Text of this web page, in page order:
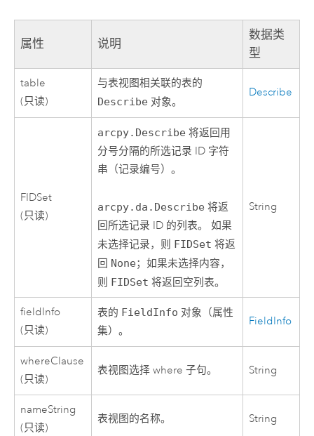
属性 说明
数据类
型
table
(只读)
与表视图相关联的表的
Describe 对象。
Describe
FIDSet
(只读)
arcpy.Describe 将返回用
分号分隔的所选记录 ID 字符
串（记录编号）。
arcpy.da.Describe 将返
回所选记录 ID 的列表。 如果
未选择记录，则 FIDSet 将返
回 None；如果未选择内容，
则 FIDSet 将返回空列表。
String
fieldInfo
(只读)
表的 FieldInfo 对象（属性
集）。
FieldInfo
whereClause
(只读)
表视图选择 where 子句。 String
nameString
(只读)
表视图的名称。 String